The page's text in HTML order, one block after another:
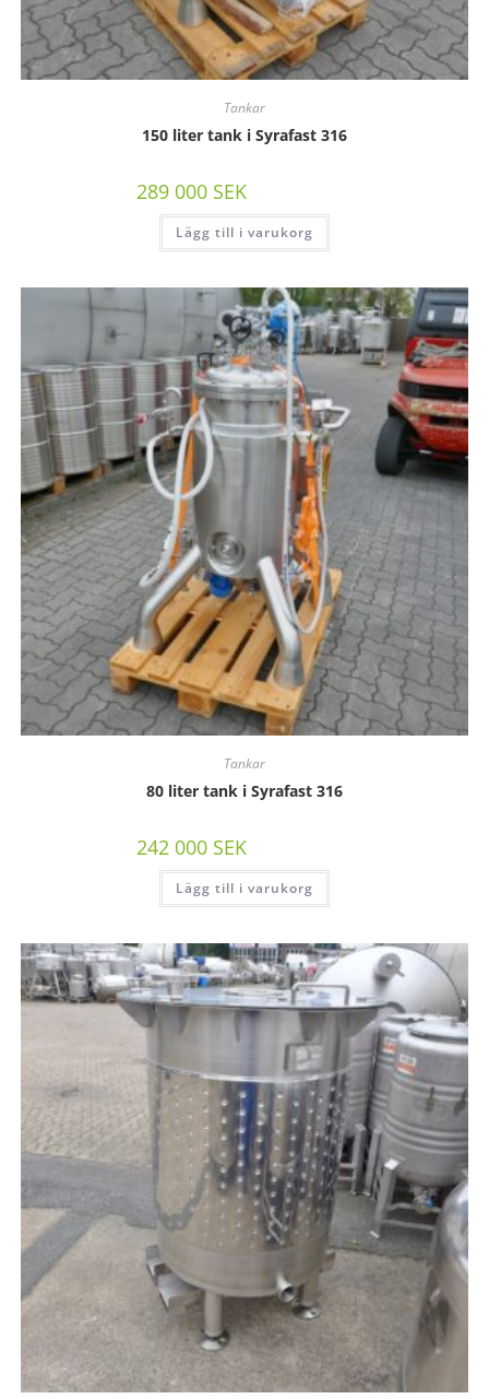
Tankar
150 liter tank i Syrafast 316
289 000 SEK
Lägg till i varukorg
Tankar
80 liter tank i Syrafast 316
242 000 SEK
Lägg till i varukorg